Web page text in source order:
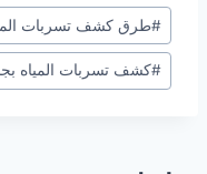
وسوم
المقال:
#طرق كشف تسربات
#كشف تسربات المياه